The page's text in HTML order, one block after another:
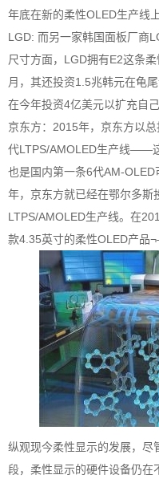
年底在新的柔性OLED生产线
LGD: 而另一家韩国面板厂商
尺寸方面，LGD拥有E2这条
月，其还投资1.5兆韩元在龟
在今年投资4亿美元以扩充自
京东方：2015年，京东方以
代LTPS/AMOLED生产线——
也是国内第一条6代AM-
年，京东方就已经在鄂尔多
LTPS/AMOLED生产线。在
款4.35英寸的柔性OLED产品
纵观现今柔性显示的发展，尽
段，柔性显示的硬件设备仍在